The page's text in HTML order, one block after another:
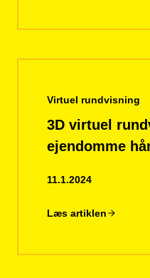
Virtuel rundvisning
3D virtuel
ejendomme
11.1.2024
Læs artiklen